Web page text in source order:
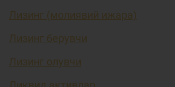
Лизинг (молиявий ижара)
Лизинг берувчи
Лизинг олувчи